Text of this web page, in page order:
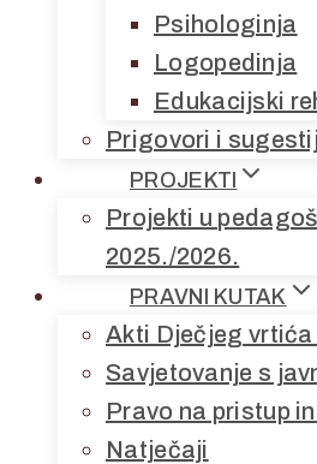
Psihologinja
Logopedinja
Edukacijski
Prigovori i
PROJEKTI
Projekti u
2025./2026.
PRAVNI KUTAK
Akti Dječjeg
Savjetovanje s
Pravo na pristup
Natječaji